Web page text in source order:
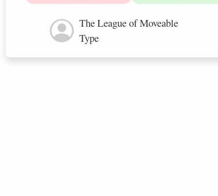
The League of Moveable
Type